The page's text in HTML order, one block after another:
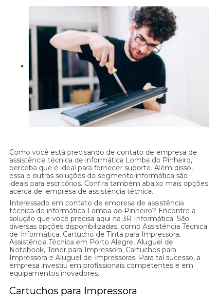
Como você está precisando de contato de empresa de
assistência técnica de informática Lomba do Pinheiro,
perceba que é ideal para fornecer suporte. Além disso,
essa e outras soluções do segmento informática são
ideais para escritórios. Confira também abaixo mais opções
acerca de: empresa de assistência técnica.
Interessado em contato de empresa de assistência
técnica de informática Lomba do Pinheiro? Encontre a
solução que você precisa aqui na 3R Informática. São
diversas opções disponibilizadas, como Assistência Técnica
de Informática, Cartucho de Tinta para Impressora,
Assistência Técnica em Porto Alegre, Aluguel de
Notebook, Toner para Impressora, Cartuchos para
Impressora e Aluguel de Impressoras. Para tal sucesso, a
empresa investiu em profissionais competentes e em
equipamentos inovadores.
Cartuchos para Impressora